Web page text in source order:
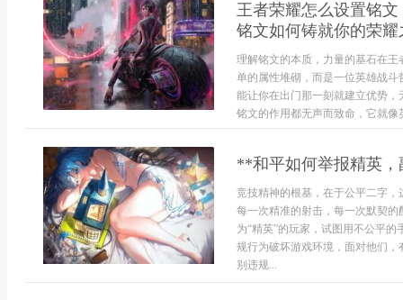
王者荣耀怎么设置铭
铭文如何铸就你的荣耀
理解铭文的本质，力量的基石在
单的属性堆砌，而是一位英雄战
能让你在出门那一刻就建立优势
铭文的作用都无声而致命，它就像
**和平如何举报精英
竞技精神的根基，在于公平二字
每一次精准的射击，每一次默契
为“精英”的玩家，试图用不公平
规行为破坏游戏环境，面对他们
别违规...